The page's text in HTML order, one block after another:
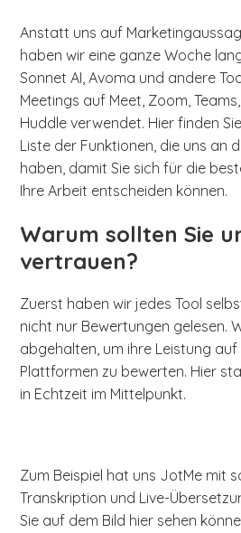
Anstatt uns auf
haben wir eine ganze Woche
Sonnet AI, Avoma und andere
Meetings auf Meet, Zoom,
Huddle verwendet. Hier finden
Liste der Funktionen, die uns an
haben, damit Sie sich für die
Ihre Arbeit entscheiden können.
Warum sollten Sie
vertrauen?
Zuerst haben wir jedes Tool
nicht nur Bewertungen gelesen.
abgehalten, um ihre Leistung
Plattformen zu bewerten. Hier
in Echtzeit im Mittelpunkt.
Zum Beispiel hat uns JotMe mit
Transkription und Live-
Sie auf dem Bild hier sehen